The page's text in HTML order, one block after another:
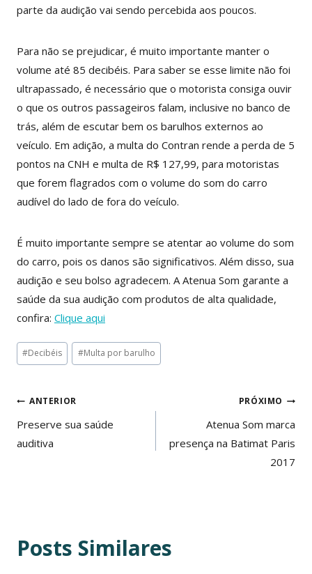
parte da audição vai sendo percebida aos poucos.
Para não se prejudicar, é muito importante manter o
volume até 85 decibéis. Para saber se esse limite não foi
ultrapassado, é necessário que o motorista consiga ouvir
o que os outros passageiros falam, inclusive no banco de
trás, além de escutar bem os barulhos externos ao
veículo. Em adição, a multa do Contran rende a perda de 5
pontos na CNH e multa de R$ 127,99, para motoristas
que forem flagrados com o volume do som do carro
audível do lado de fora do veículo.
É muito importante sempre se atentar ao volume do som
do carro, pois os danos são significativos. Além disso, sua
audição e seu bolso agradecem. A Atenua Som garante a
saúde da sua audição com produtos de alta qualidade,
confira: Clique aqui
Tags
do
#Decibéis #Multa por barulho
Navegação
de
ANTERIOR
Preserve sua saúde
auditiva
PRÓXIMO
Atenua Som marca
presença na Batimat Paris
2017
Posts Similares